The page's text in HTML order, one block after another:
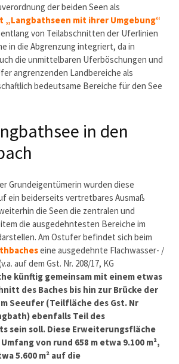
der beiden Seen als
mit ihrer Umgebung“
von Teilabschnitten der Uferlinien
in die Abgrenzung integriert, da in
die unmittelbaren Uferböschungen und
angrenzenden Landbereiche als
bedeutsame Bereiche für den See
in den
Grundeigentümerin wurden diese
ein beiderseits vertretbares Ausmaß
die Seen die zentralen und
die ausgedehntesten Bereiche im
Am Ostufer befindet sich beim
eine ausgedehnte Flachwasser- /
auf dem Gst. Nr. 208/17, KG
künftig gemeinsam mit einem etwas
des Baches bis hin zur Brücke der
Seeufer (Teilfläche des Gst. Nr
ebenfalls Teil des
sein soll. Diese Erweiterungsfläche
von rund 658 m etwa 9.100 m²,
5.600 m² auf die